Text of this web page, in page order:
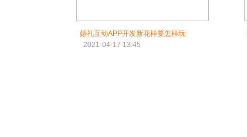
婚礼互动APP开发新花样要怎样玩
2021-04-17 13:45